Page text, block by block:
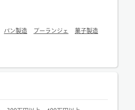
パン製造 ブーランジェ 菓子製造